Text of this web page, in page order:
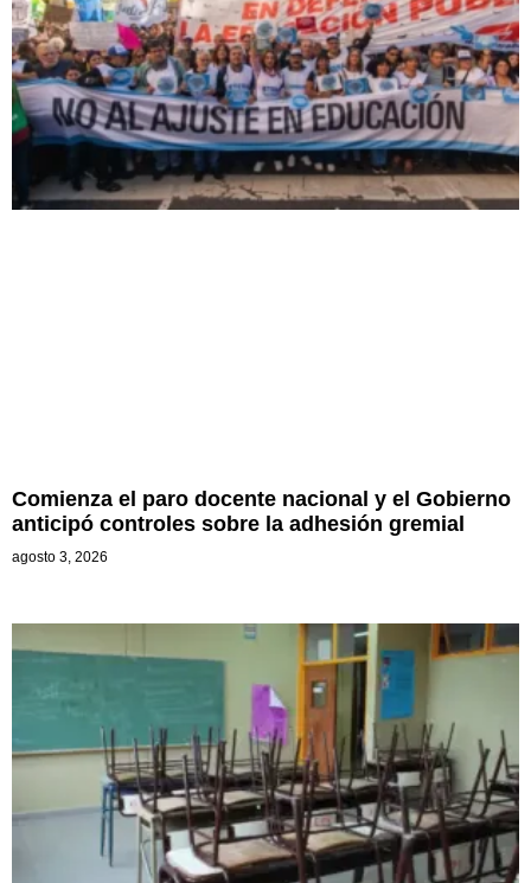
Comienza el paro docente nacional y el Gobierno
anticipó controles sobre la adhesión gremial
agosto 3, 2026